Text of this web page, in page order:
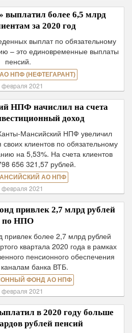
более 6,5 млрд
за 2020 год
выплат по обязательному
– это единовременные выплаты
пенсий.
НПФ (НЕФТЕГАРАНТ)
февраля 2021
НПФ начислил на счета
доход
Мансийский НПФ увеличил
клиентов по обязательному
на 5,53%. На счета клиентов
656 321,57 рублей.
АО НПФ
февраля 2021
привлек 2,7 млрд рублей
по НПО
более 2,7 млрд рублей
квартала 2020 года в рамках
пенсионного обеспечения
банка ВТБ.
ФОНД АО НПФ
февраля 2021
в 2020 году больше
рублей пенсий